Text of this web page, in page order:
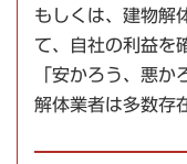
もしくは、建物解
て、自社の利益を
「安かろう、悪
解体業者は多数存